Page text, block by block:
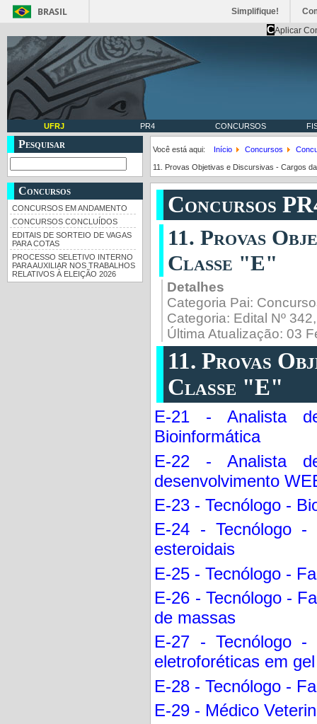
BRASIL Simplifique!
CAplicar
UFRJ PR4 CONCURSOS
Pesquisar
Concursos
CONCURSOS EM ANDAMENTO
CONCURSOS CONCLUÍDOS
EDITAIS DE SORTEIO DE VAGAS
PARA COTAS
PROCESSO SELETIVO INTERNO
PARA AUXILIAR NOS TRABALHOS
RELATIVOS À ELEIÇÃO 2026
Você está aqui: Início Concursos
11. Provas Objetivas e Discursivas - Cargos
Concursos
11. Provas
Classe "E"
Detalhes
Categoria Pai:
Categoria: Edital Nº
Última Atualização: 03
11. Provas
Classe "E"
E-21 - Analista
Bioinformática
E-22 - Analista
desenvolvimento
E-23 - Tecnólogo -
E-24 - Tecnólogo -
esteroidais
E-25 - Tecnólogo -
E-26 - Tecnólogo -
de massas
E-27 - Tecnólogo -
eletroforéticas em gel
E-28 - Tecnólogo -
E-29 - Médico